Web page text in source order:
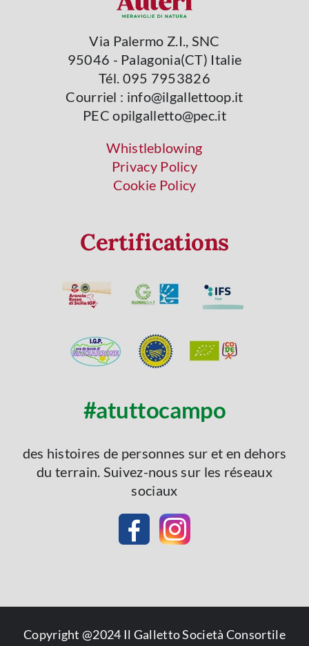
Via Palermo Z.I., SNC
95046 - Palagonia(CT) Italie
Tél. 095 7953826
Courriel : info@ilgallettoop.it
PEC opilgalletto@pec.it
Whistleblowing
Privacy Policy
Cookie Policy
Certifications
#atuttocampo
des histoires de personnes sur et en dehors
du terrain. Suivez-nous sur les réseaux
sociaux
Copyright @2024 Il Galletto Società Consortile